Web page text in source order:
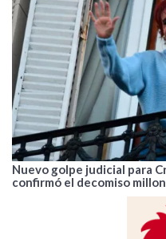
Nuevo golpe judicial para
confirmó el decomiso